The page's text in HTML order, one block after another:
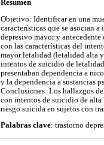
Resumen
Objetivo: Identificar en una
características que se asocian
depresivo mayor y
con las características del
mayor letalidad (letalidad alta
intentos de suicidio de
presentaban dependencia a
y la dependencia a sustancias
Conclusiones: Los hallazgos
con intentos de suicidio de alta
riesgo suicida en sujetos con
Palabras clave: trastorno